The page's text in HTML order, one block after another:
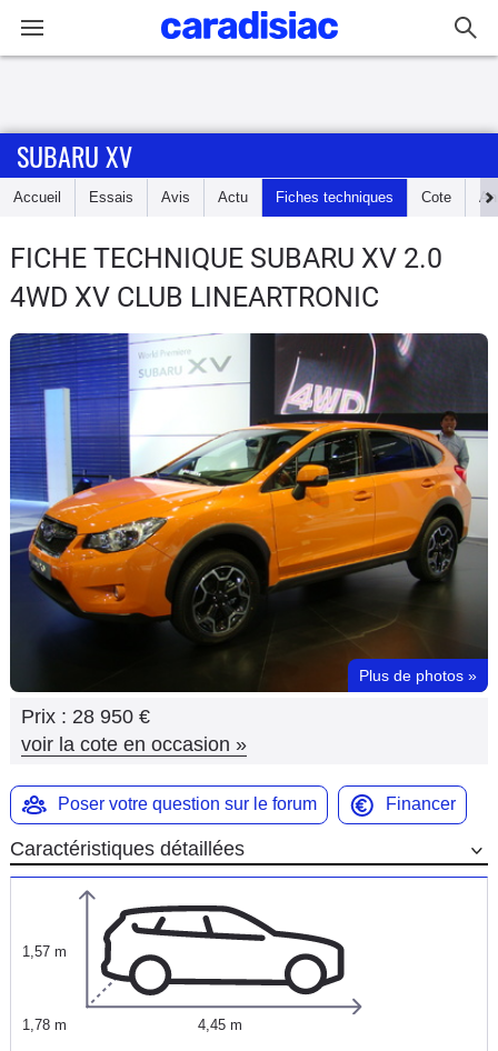
Accueil
Essais
Guide
d'achat
Electriques
Utilitaires
Flottes
Auto
Services
Moto
Marques
SUBARU XV
Accueil Essais Avis Actu Fiches techniques Cote
FICHE TECHNIQUE SUBARU XV 2.0
4WD XV CLUB LINEARTRONIC
Plus de photos »
Prix : 28 950 €
voir la cote en occasion »
Poser votre question sur le forum Financer
Caractéristiques détaillées
1,57 m
1,78 m 4,45 m